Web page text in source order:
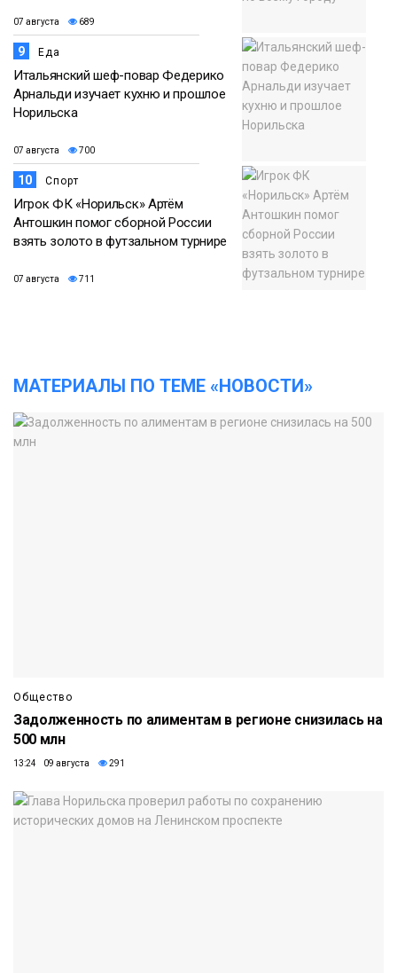
07 августа 689
9 Еда
Итальянский шеф-повар Федерико
Арнальди изучает кухню и прошлое
Норильска
07 августа 700
10 Спорт
Игрок ФК «Норильск» Артём
Антошкин помог сборной России
взять золото в футзальном турнире
07 августа 711
МАТЕРИАЛЫ ПО ТЕМЕ «НОВОСТИ»
Общество
Задолженность по алиментам в регионе снизилась на
500 млн
13:24 09 августа 291